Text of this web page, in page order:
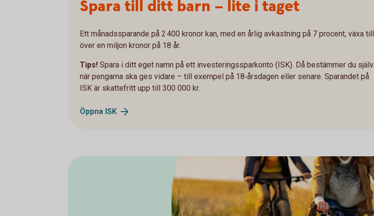
Spara till ditt barn – lite i taget
Ett månadssparande på 2 400 kronor kan, med en årlig avkastning på 7 procent, växa till
över en miljon kronor på 18 år.
Tips! Spara i ditt eget namn på ett investeringssparkonto (ISK). Då bestämmer du själv
när pengarna ska ges vidare – till exempel på 18‑årsdagen eller senare. Sparandet på
ISK är skattefritt upp till 300 000 kr.
Öppna ISK